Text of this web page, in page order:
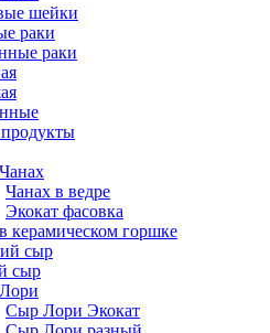
шейки
раки
раки
Чанах в ведре
Экокат фасовка
керамическом горшке
сыр
сыр
Сыр Лори Экокат